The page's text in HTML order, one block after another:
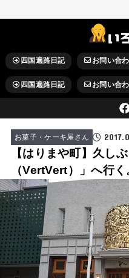
四国遍路日記 お問い合
四国遍路日記 お問い合
お菓子・ケーキ屋さん
【はりまや町】久し
（VertVert）」へ行く